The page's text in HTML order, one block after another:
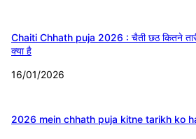
Chaiti Chhath puja 2026 : चैती छठ कितने
क्या है
16/01/2026
2026 mein chhath puja kitne tarikh ko